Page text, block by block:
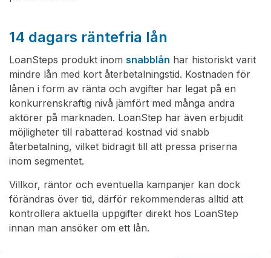
14 dagars räntefria lån
LoanSteps produkt inom snabblån har historiskt varit
mindre lån med kort återbetalningstid. Kostnaden för
lånen i form av ränta och avgifter har legat på en
konkurrenskraftig nivå jämfört med många andra
aktörer på marknaden. LoanStep har även erbjudit
möjligheter till rabatterad kostnad vid snabb
återbetalning, vilket bidragit till att pressa priserna
inom segmentet.
Villkor, räntor och eventuella kampanjer kan dock
förändras över tid, därför rekommenderas alltid att
kontrollera aktuella uppgifter direkt hos LoanStep
innan man ansöker om ett lån.